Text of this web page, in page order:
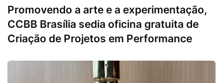
Promovendo a arte e a experimentação,
CCBB Brasília sedia oficina gratuita de
Criação de Projetos em Performance